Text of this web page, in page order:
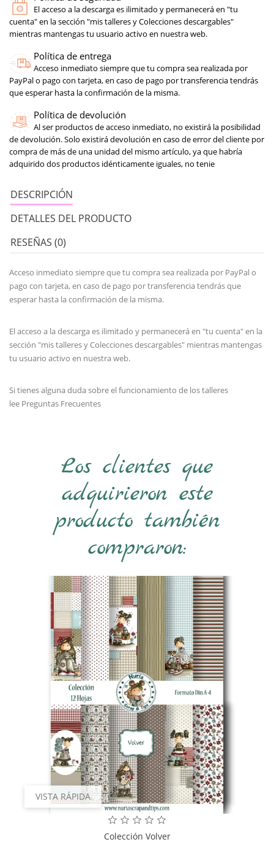
El acceso a la descarga es ilimitado y permanecerá en "tu
cuenta" en la sección "mis talleres y Colecciones descargables"
mientras mantengas tu usuario activo en nuestra web.
Política de entrega
Acceso inmediato siempre que tu compra sea realizada por
PayPal o pago con tarjeta, en caso de pago por transferencia tendrás
que esperar hasta la confirmación de la misma.
Política de devolución
Al ser productos de acceso inmediato, no existirá la posibilidad
de devolución. Solo existirá devolución en caso de error del cliente por
compra de más de una unidad del mismo artículo, ya que habría
adquirido dos productos idénticamente iguales, no tenie
DESCRIPCIÓN
DETALLES DEL PRODUCTO
RESEÑAS (0)
Acceso inmediato siempre que tu compra sea realizada por PayPal o
pago con tarjeta, en caso de pago por transferencia tendrás que
esperar hasta la confirmación de la misma.
El acceso a la descarga es ilimitado y permanecerá en "tu cuenta" en la
sección "mis talleres y Colecciones descargables" mientras mantengas
tu usuario activo en nuestra web.
Si tienes alguna duda sobre el funcionamiento de los talleres
lee Preguntas Frecuentes
Los clientes que
adquirieron este
producto también
compraron:
VISTA RÁPIDA
Colección Volver